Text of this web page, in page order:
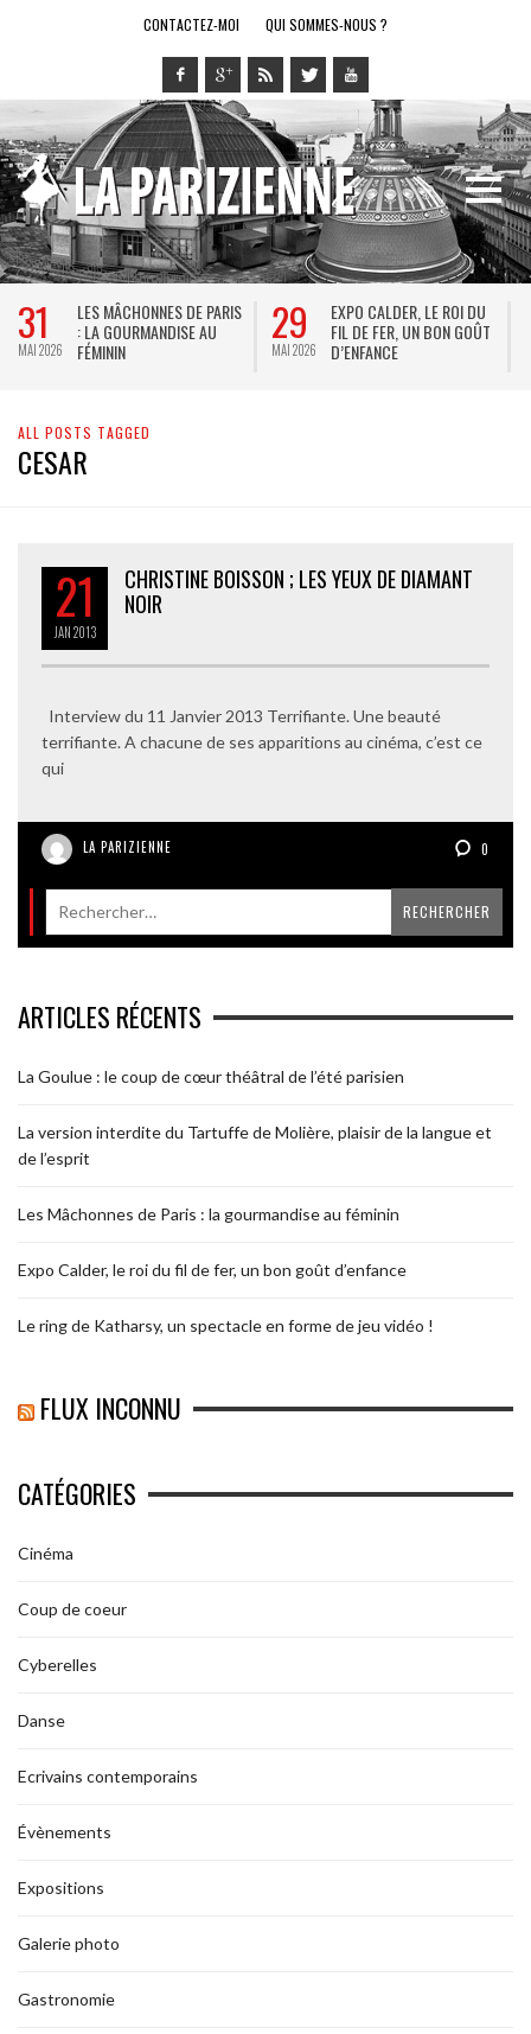
CONTACTEZ-MOI QUI SOMMES-NOUS ?
31
MAI 2026
LES MÂCHONNES DE PARIS
: LA GOURMANDISE AU
FÉMININ
29
MAI 2026
EXPO CALDER, LE ROI DU
FIL DE FER, UN BON GOÛT
D’ENFANCE
ALL POSTS TAGGED
CESAR
21
JAN2013
CHRISTINE BOISSON ; LES YEUX DE DIAMANT
NOIR
Interview du 11 Janvier 2013 Terrifiante. Une beauté
terrifiante. A chacune de ses apparitions au cinéma, c’est ce
qui
LA PARIZIENNE 0
ARTICLES RÉCENTS
La Goulue : le coup de cœur théâtral de l’été parisien
La version interdite du Tartuffe de Molière, plaisir de la langue et
de l’esprit
Les Mâchonnes de Paris : la gourmandise au féminin
Expo Calder, le roi du fil de fer, un bon goût d’enfance
Le ring de Katharsy, un spectacle en forme de jeu vidéo !
FLUX INCONNU
CATÉGORIES
Cinéma
Coup de coeur
Cyberelles
Danse
Ecrivains contemporains
Évènements
Expositions
Galerie photo
Gastronomie